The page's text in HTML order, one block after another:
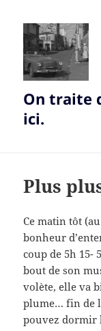
On traite
ici.
Plus
Ce matin tôt
bonheur
coup de 5h 15-
bout de son
volète, elle va
plume… fin de
pouvez dormir